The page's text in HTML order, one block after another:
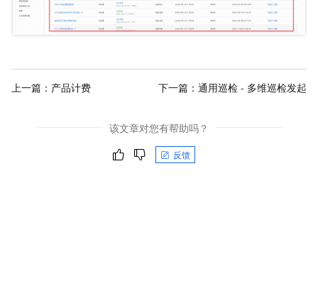
上一篇： 产品计费 下一篇： 通用巡检 - 多维巡检发起
该文章对您有帮助吗？
反馈